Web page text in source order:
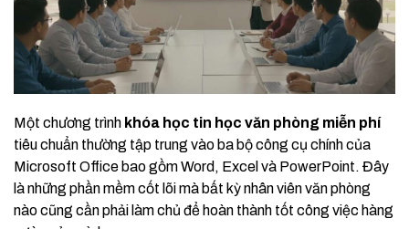
Một chương trình khóa học tin học văn phòng miễn phí
tiêu chuẩn thường tập trung vào ba bộ công cụ chính của
Microsoft Office bao gồm Word, Excel và PowerPoint. Đây
là những phần mềm cốt lõi mà bất kỳ nhân viên văn phòng
nào cũng cần phải làm chủ để hoàn thành tốt công việc hàng